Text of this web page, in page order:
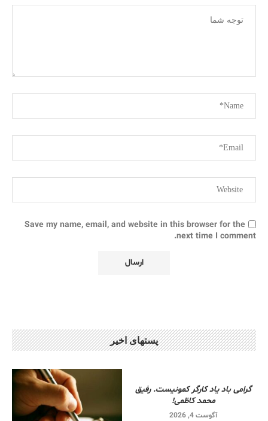
Save my name, email, and website in this browser for the
next time I comment.
پستهای اخیر
گرامی باد یاد کارگر کمونیست. رفیق
محمد کاظمی!
آگوست 4, 2026